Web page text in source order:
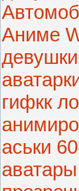
Аниме
девушки
гифкк
аськи